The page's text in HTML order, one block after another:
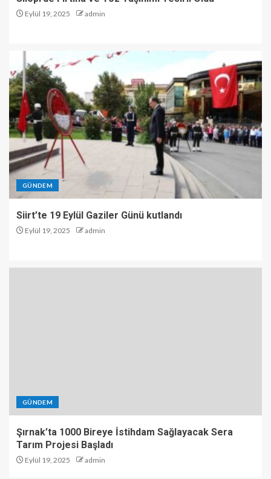
Eylül 19, 2025 admin
GÜNDEM
Siirt’te 19 Eylül Gaziler Günü kutlandı
Eylül 19, 2025 admin
GÜNDEM
Şırnak’ta 1000 Bireye İstihdam Sağlayacak Sera
Tarım Projesi Başladı
Eylül 19, 2025 admin